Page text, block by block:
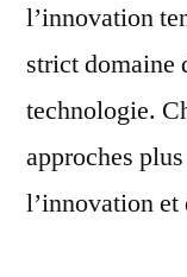
l’innovation
strict domaine
technologie.
approches
l’innovation et